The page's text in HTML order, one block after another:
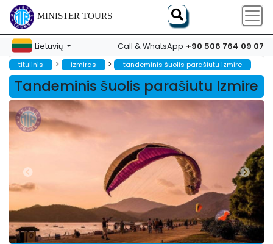
MINISTER TOURS
Lietuvių Call & WhatsApp +90 506 764 09 07
titulinis > izmiras > tandeminis šuolis parašiutu izmire
Tandeminis šuolis parašiutu Izmire